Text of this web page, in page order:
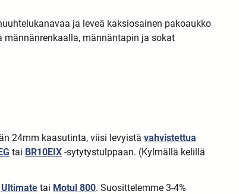
ja leveä kaksiosainen pakoaukko
männäntapin ja sokat
24mm kaasutinta, viisi levyistävahvistettua
G tai BR10EIX -sytytystulppaan. (Kylmällä kelillä
tai Motul 800. Suosittelemme 3-4%